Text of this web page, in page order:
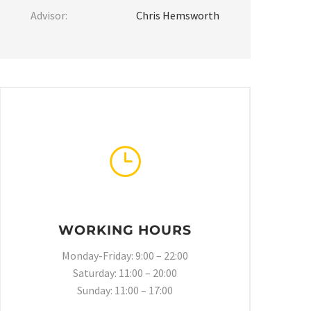
Advisor: Chris Hemsworth
}
}
WORKING HOURS
Monday-Friday: 9:00 – 22:00
Saturday: 11:00 – 20:00
Sunday: 11:00 – 17:00